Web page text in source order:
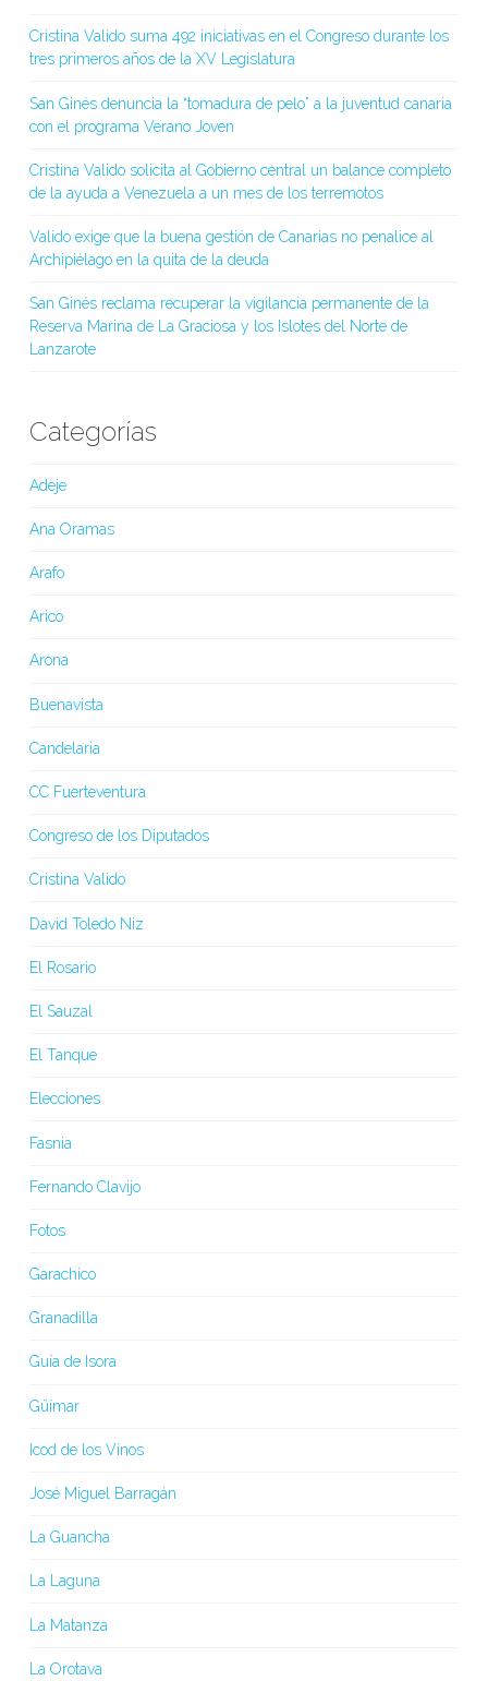
Cristina Valido suma 492 iniciativas en el Congreso durante los
tres primeros años de la XV Legislatura
San Ginés denuncia la “tomadura de pelo” a la juventud canaria
con el programa Verano Joven
Cristina Valido solicita al Gobierno central un balance completo
de la ayuda a Venezuela a un mes de los terremotos
Valido exige que la buena gestión de Canarias no penalice al
Archipiélago en la quita de la deuda
San Ginés reclama recuperar la vigilancia permanente de la
Reserva Marina de La Graciosa y los Islotes del Norte de
Lanzarote
Categorías
Adeje
Ana Oramas
Arafo
Arico
Arona
Buenavista
Candelaria
CC Fuerteventura
Congreso de los Diputados
Cristina Valido
David Toledo Niz
El Rosario
El Sauzal
El Tanque
Elecciones
Fasnia
Fernando Clavijo
Fotos
Garachico
Granadilla
Guía de Isora
Güímar
Icod de los Vinos
José Miguel Barragán
La Guancha
La Laguna
La Matanza
La Orotava